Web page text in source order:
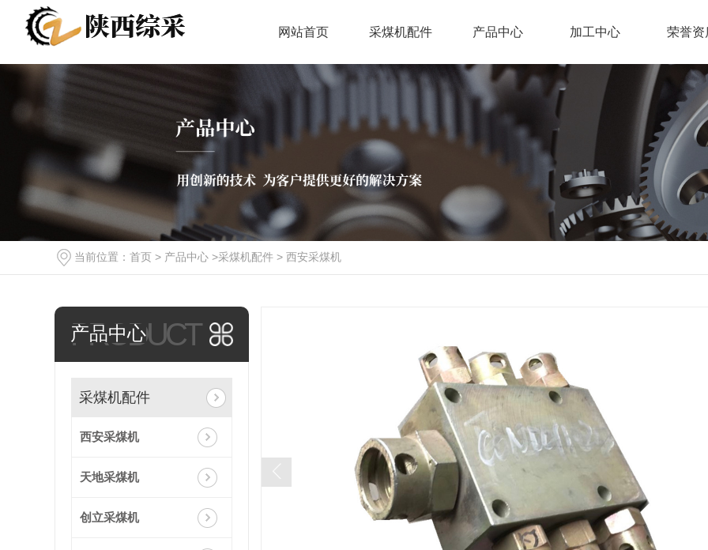
网站首页 采煤机配件 产品中心 加工中心 荣誉资
当前位置： 首页 > 产品中心 >采煤机配件 > 西安采煤机
PRODUCT
产品中心
采煤机配件
西安采煤机
天地采煤机
创立采煤机